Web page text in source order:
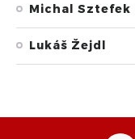
Michal Sztefek
Lukáš Žejdl